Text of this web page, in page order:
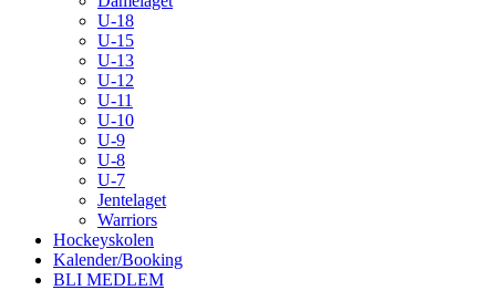
U-18
U-15
U-13
U-12
U-11
U-10
U-9
U-8
U-7
Jentelaget
Warriors
Hockeyskolen
Kalender/Booking
BLI MEDLEM